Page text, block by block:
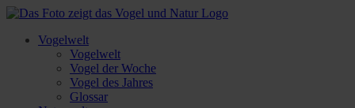
Vogelwelt
Vogelwelt
Vogel der Woche
Vogel des Jahres
Glossar